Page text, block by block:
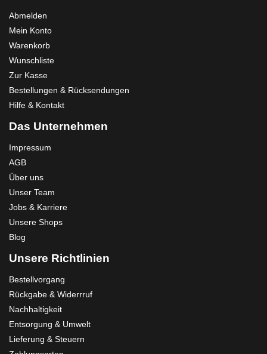
Abmelden
Mein Konto
Warenkorb
Wunschliste
Zur Kasse
Bestellungen & Rücksendungen
Hilfe & Kontakt
Das Unternehmen
Impressum
AGB
Über uns
Unser Team
Jobs & Karriere
Unsere Shops
Blog
Unsere Richtlinien
Bestellvorgang
Rückgabe & Widerrruf
Nachhaltigkeit
Entsorgung & Umwelt
Lieferung & Steuern